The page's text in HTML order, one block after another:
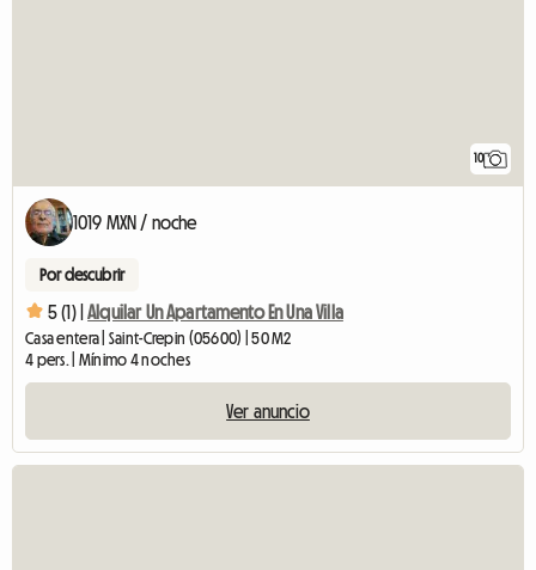
10
1019 MXN / noche
Por descubrir
5 (1) | Alquilar Un Apartamento En Una Villa
Casa entera | Saint-Crepin (05600) | 50 M2
4 pers. | Mínimo 4 noches
Ver anuncio